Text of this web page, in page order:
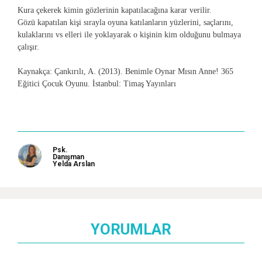
Kura çekerek kimin gözlerinin kapatılacağına karar verilir.
Gözü kapatılan kişi sırayla oyuna katılanların yüzlerini, saçlarını,
kulaklarını vs elleri ile yoklayarak o kişinin kim olduğunu bulmaya
çalışır.
Kaynakça: Çankırılı, A. (2013). Benimle Oynar Mısın Anne! 365
Eğitici Çocuk Oyunu. İstanbul: Timaş Yayınları
Psk.
Danışman
Yelda Arslan
YORUMLAR